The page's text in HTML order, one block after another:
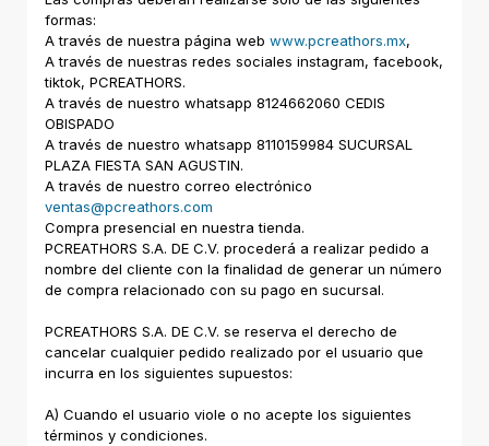
formas:
A través de nuestra página web www.pcreathors.mx,
A través de nuestras redes sociales instagram, facebook,
tiktok, PCREATHORS.
A través de nuestro whatsapp 8124662060 CEDIS
OBISPADO
A través de nuestro whatsapp 8110159984 SUCURSAL
PLAZA FIESTA SAN AGUSTIN.
A través de nuestro correo electrónico
ventas@pcreathors.com
Compra presencial en nuestra tienda.
PCREATHORS S.A. DE C.V. procederá a realizar pedido a
nombre del cliente con la finalidad de generar un número
de compra relacionado con su pago en sucursal.
PCREATHORS S.A. DE C.V. se reserva el derecho de
cancelar cualquier pedido realizado por el usuario que
incurra en los siguientes supuestos:
A) Cuando el usuario viole o no acepte los siguientes
términos y condiciones.